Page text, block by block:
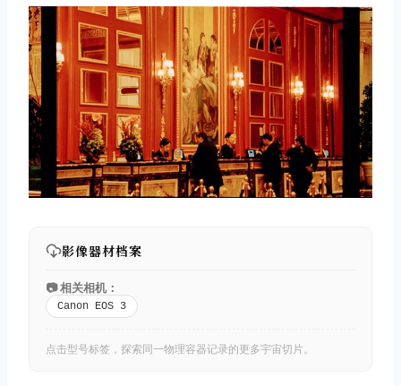
影像器材档案
📷 相关相机：
Canon EOS 3
点击型号标签，探索同一物理容器记录的更多宇宙切片。